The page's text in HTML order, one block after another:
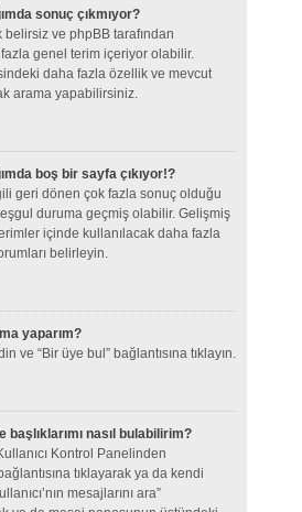
sonuç çıkmıyor?
belirsiz ve phpBB tarafından
genel terim içeriyor olabilir.
daha fazla özellik ve mevcut
arama yapabilirsiniz.
boş bir sayfa çıkıyor!?
geri dönen çok fazla sonuç olduğu
duruma geçmiş olabilir. Gelişmiş
içinde kullanılacak daha fazla
belirleyin.
yaparım?
ve “Bir üye bul” bağlantısına tıklayın.
başlıklarımı nasıl bulabilirim?
Kontrol Panelinden
tıklayarak ya da kendi
mesajlarını ara”